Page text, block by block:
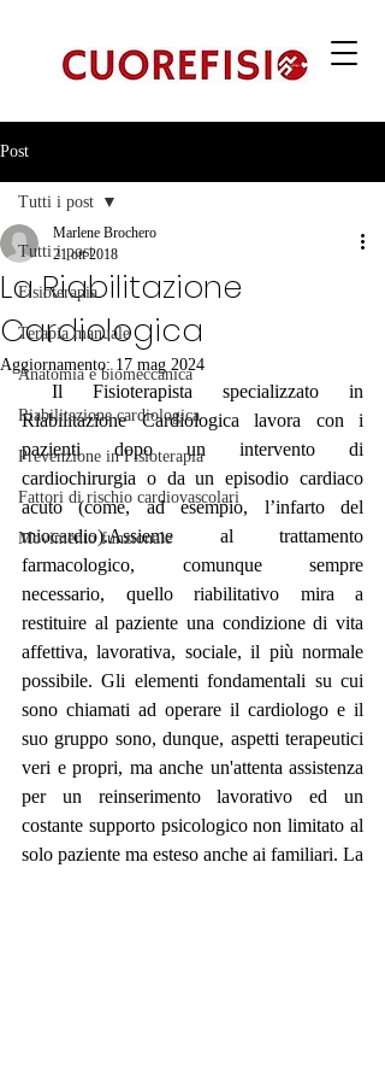
Post
Tutti i post
Fisioterapia
Terapia manuale
Anatomia e biomeccanica
Riabilitazione cardiologica
Prevenzione in Fisioterapia
Fattori di rischio cardiovascolari
Movimento funzionale
Tutti i post
La Riabilitazione
Cardiologica
Marlene Brochero
21 ott 2018
Aggiornamento: 17 mag 2024
Riabilitazione Cardiologica lavora con i
pazienti dopo un intervento di
cardiochirurgia o da un episodio cardiaco
acuto (come, ad esempio, l’infarto del
miocardio).Assieme al trattamento
farmacologico, comunque sempre
necessario, quello riabilitativo mira a
restituire al paziente una condizione di vita
affettiva, lavorativa, sociale, il più normale
possibile. Gli elementi fondamentali su cui
sono chiamati ad operare il cardiologo e il
suo gruppo sono, dunque, aspetti terapeutici
veri e propri, ma anche un'attenta assistenza
per un reinserimento lavorativo ed un
costante supporto psicologico non limitato al
solo paziente ma esteso anche ai familiari. La